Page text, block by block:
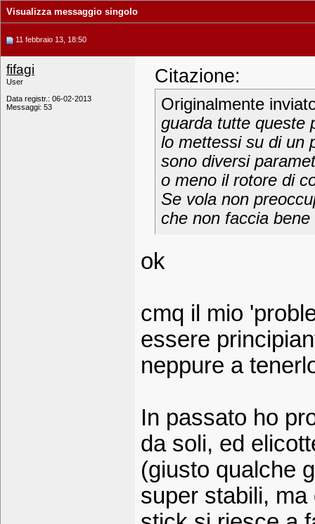
Visualizza messaggio singolo
11 febbraio 13, 18:50
fifagi
User
Data registr.: 06-02-2013
Messaggi: 53
Citazione:
Originalmente
guarda tutte queste
lo mettessi su di un
sono diversi
o meno il rotore di
Se vola non
che non faccia
ok
cmq il mio
essere
neppure a
In passato ho
da soli, ed
(giusto qualche
super stabili,